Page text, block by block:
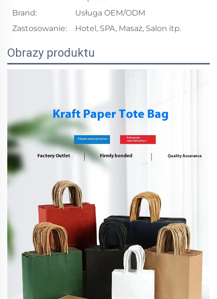
Brand:
Usługa OEM/ODM
Zastosowanie:
Hotel, SPA, Masaż, Salon itp.
Obrazy produktu